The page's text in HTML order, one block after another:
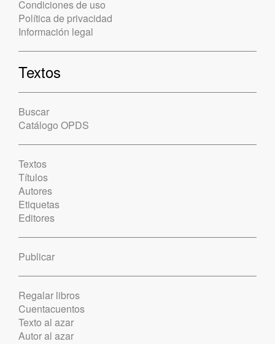
Condiciones de uso
Política de privacidad
Información legal
Textos
Buscar
Catálogo OPDS
Textos
Títulos
Autores
Etiquetas
Editores
Publicar
Regalar libros
Cuentacuentos
Texto al azar
Autor al azar